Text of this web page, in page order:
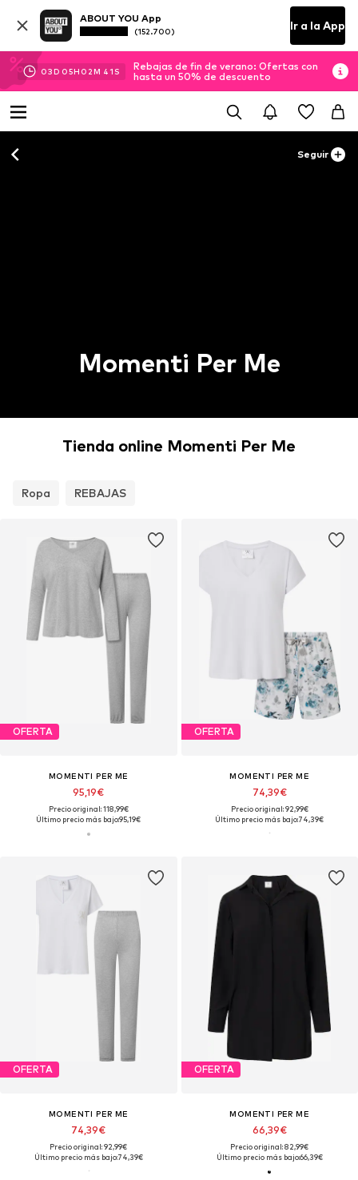
ABOUT YOU App
(152.700) Ir a la App
03D 05H 02M 40 S
Rebajas de fin de verano: Ofertas con
hasta un 50% de descuento
Seguir
Momenti Per Me
Tienda online Momenti Per Me
Ropa REBAJAS
OFERTA
MOMENTI PER ME
95,19€
Precio original: 118,99€
Último precio más bajo:95,19€
OFERTA
MOMENTI PER ME
74,39€
Precio original: 92,99€
Último precio más bajo:74,39€
OFERTA
MOMENTI PER ME
74,39€
Precio original: 92,99€
Último precio más bajo:74,39€
OFERTA
MOMENTI PER ME
66,39€
Precio original: 82,99€
Último precio más bajo:66,39€